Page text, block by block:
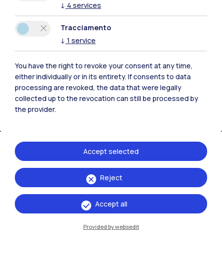
Sedi
Milano Leonardo
Milano Bovisa
Lecco
Mantova
Piacenza
↓ 4 services
Tracciamento
↓ 1 service
You have the right to revoke your consent at any time,
either individually or in its entirety. If consents to data
processing are revoked, the data that were legally
collected up to the revocation can still be processed by
the provider.
Reject
Accept selected
Accept all
Provided by websedit